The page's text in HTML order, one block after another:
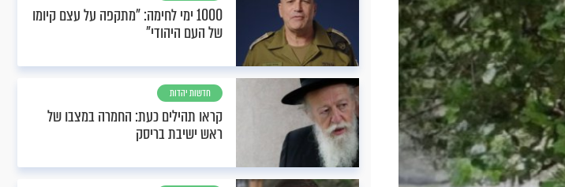
1000 ימי לחימה: "מתקפה על עצם קיומו
של העם היהודי"
חדשות יהדות
קראו תהילים כעת: החמרה במצבו של
ראש ישיבת בריסק